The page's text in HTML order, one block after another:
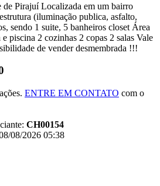
de Pirajuí Localizada em um bairro
(iluminação publica, asfalto,
sendo 1 suite, 5 banheiros closet Área
piscina 2 cozinhas 2 copas 2 salas Vale
de vender desmembrada !!!
ENTRE EM CONTATO com o
CH00154
08/2026 05:38